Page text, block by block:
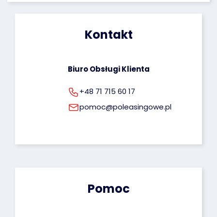
rodo@poleasingowe.pl
Kontakt
Biuro Obsługi Klienta
+48 71 715 60 17
pomoc@poleasingowe.pl
Pomoc